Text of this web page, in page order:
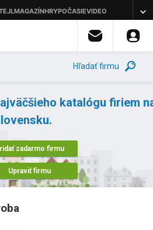
Hľadať firmu
katalógu firiem
zadarmo firmu
Upraviť firmu